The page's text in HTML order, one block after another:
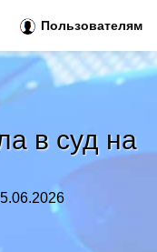
в суд на
Пользователям